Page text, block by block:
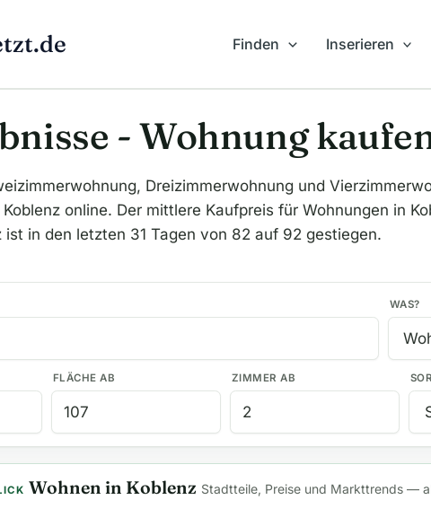
Finden Inserieren
- Wohnung
Dreizimmerwohnung und
online. Der mittlere Kaufpreis für Wohnungen in
ist in den letzten 31 Tagen von 82 auf 92 gestiegen.
WAS?
FLÄCHE AB ZIMMER AB
Wohnen in Koblenz Stadtteile, Preise und Markttrends —